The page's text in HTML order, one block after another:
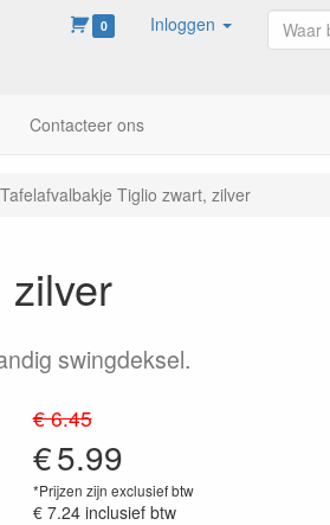
0 Inloggen
Contacteer ons
Tafelafvalbakje Tiglio zwart, zilver
zilver
swingdeksel.
€ 6.45
€5.99
*Prijzen zijn exclusief btw
€ 7.24 inclusief btw